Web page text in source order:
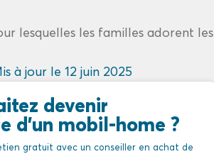
lesquelles les familles adorent les
à jour le12 juin 2025
devenir
d'un mobil-home ?
gratuit avec un conseiller en achat de